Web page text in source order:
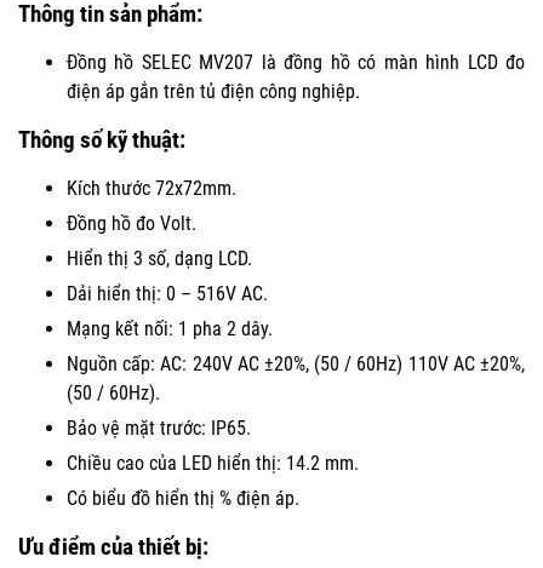
Thông tin sản phẩm:
Đồng hồ SELEC MV207 là đồng hồ có màn hình LCD đo
điện áp gắn trên tủ điện công nghiệp.
Thông số kỹ thuật:
Kích thước 72x72mm.
Đồng hồ đo Volt.
Hiển thị 3 số, dạng LCD.
Dải hiển thị: 0 – 516V AC.
Mạng kết nối: 1 pha 2 dây.
Nguồn cấp: AC: 240V AC ±20%, (50 / 60Hz) 110V AC ±20%,
(50 / 60Hz).
Bảo vệ mặt trước: IP65.
Chiều cao của LED hiển thị: 14.2 mm.
Có biểu đồ hiển thị % điện áp.
Ưu điểm của thiết bị: